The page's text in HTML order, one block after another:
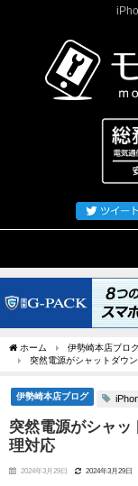
ホーム
伊勢崎本店ブロ
突然電源がシャットダウ
伊勢崎本店ブログ
突然電源がシャ
理対応
2024年3月29日 2024年3月29日